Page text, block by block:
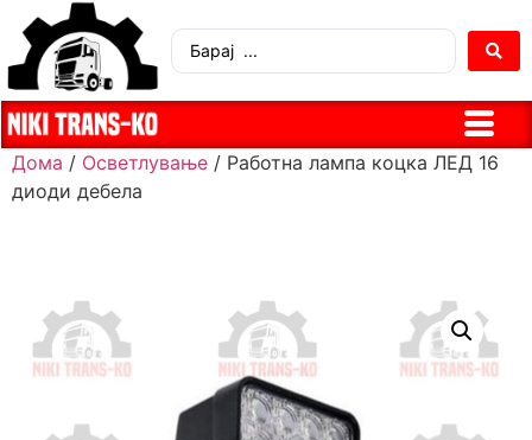
Дома / Осветлување / Работна лампа коцка ЛЕД 16
диоди дебела